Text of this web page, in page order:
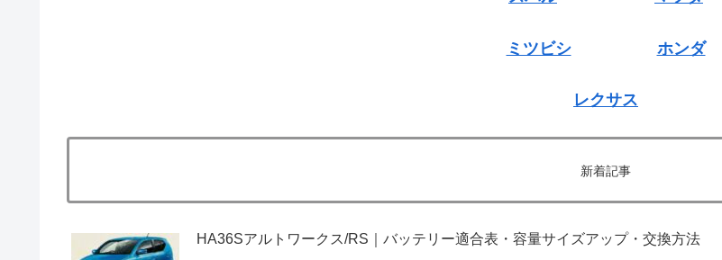
ミツビシ ホンダ
レクサス
新着記事
HA36Sアルトワークス/RS｜バッテリー適合表・容量サイズアップ・交換方法